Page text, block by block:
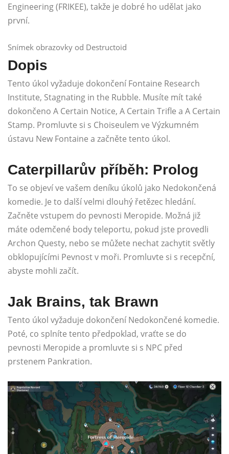
Engineering (FRIKEE), takže je dobré ho udělat jako
první.
Snímek obrazovky od Destructoid
Dopis
Tento úkol vyžaduje dokončení Fontaine Research
Institute, Stagnating in the Rubble. Musíte mít také
dokončeno A Certain Notice, A Certain Trifle a A Certain
Stamp. Promluvte si s Choiseulem ve Výzkumném
ústavu New Fontaine a začněte tento úkol.
Caterpillarův příběh: Prolog
To se objeví ve vašem deníku úkolů jako Nedokončená
komedie. Je to další velmi dlouhý řetězec hledání.
Začněte vstupem do pevnosti Meropide. Možná již
máte odemčené body teleportu, pokud jste provedli
Archon Questy, nebo se můžete nechat zachytit světly
obklopujícími Pevnost v moři. Promluvte si s recepční,
abyste mohli začít.
Jak Brains, tak Brawn
Tento úkol vyžaduje dokončení Nedokončené komedie.
Poté, co splníte tento předpoklad, vraťte se do
pevnosti Meropide a promluvte si s NPC před
prstenem Pankration.